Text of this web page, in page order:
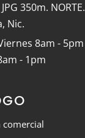
350m. NORTE.
Nic.
8am - 5pm
- 1pm